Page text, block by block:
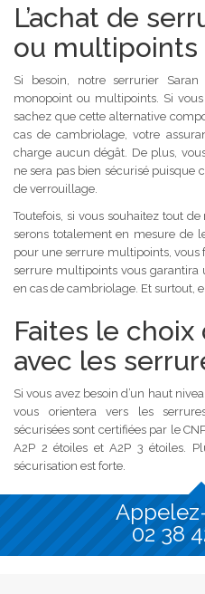
L’achat de
ou multipoints
Si besoin, notre serrurier
monopoint ou multipoints. Si
sachez que cette alternative
cas de cambriolage, votre
charge aucun dégât. De plus,
ne sera pas bien sécurisé puisque
de verrouillage.
Toutefois, si vous souhaitez tout
serons totalement en mesure de
pour une serrure multipoints, vous
serrure multipoints vous garantira
en cas de cambriolage. Et surtout,
Faites le
avec les
Si vous avez besoin d’un haut
vous orientera vers les
sécurisées sont certifiées par le
A2P 2 étoiles et A2P 3 étoiles.
sécurisation est forte.
02 38